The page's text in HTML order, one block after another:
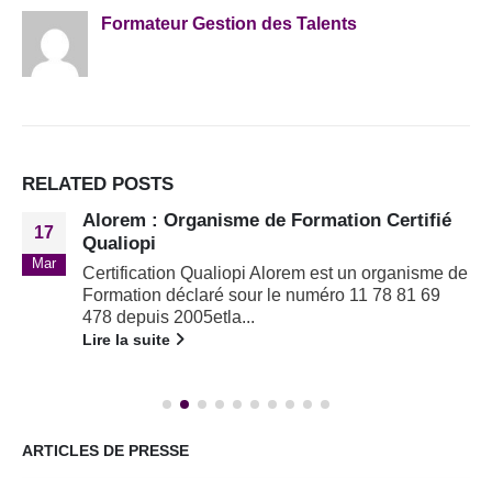
Formateur Gestion des Talents
RELATED POSTS
17
Mar
Alorem : Organisme de Formation Certifié
Qualiopi
Certification Qualiopi Alorem est un organisme de
Formation déclaré sour le numéro 11 78 81 69
478 depuis 2005etla...
Lire la suite
ARTICLES DE PRESSE